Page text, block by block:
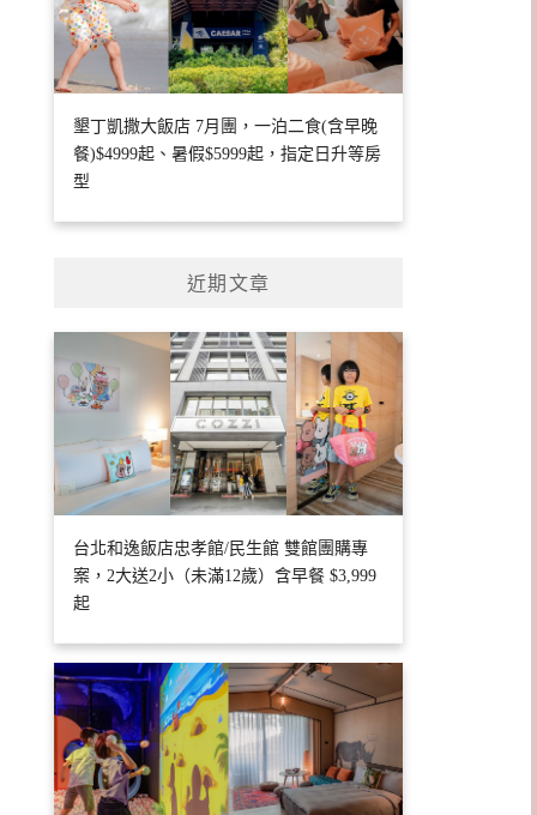
墾丁凱撒大飯店 7月團，一泊二食(含早晚
餐)$4999起、暑假$5999起，指定日升等房
型
近期文章
台北和逸飯店忠孝館/民生館 雙館團購專
案，2大送2小（未滿12歲）含早餐 $3,999
起